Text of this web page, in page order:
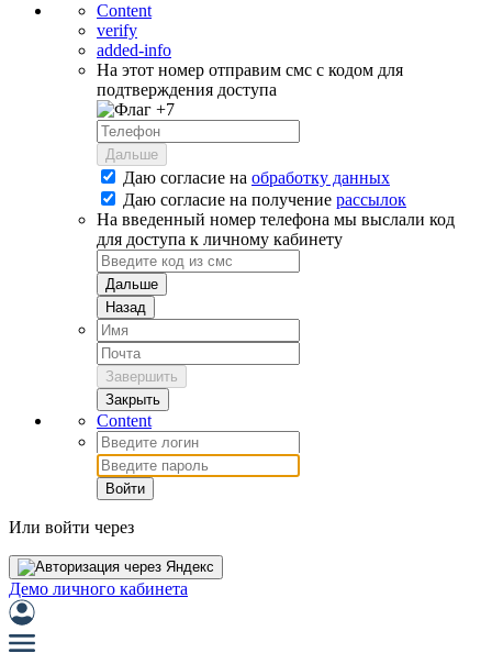
Content
verify
added-info
На этот номер отправим смс с кодом для
подтверждения доступа
+7
Дальше
Даю согласие на обработку данных
Даю согласие на получение рассылок
На введенный номер телефона мы выслали код
для доступа к личному кабинету
Дальше
Назад
Завершить
Закрыть
Content
Войти
Или войти через
Демо личного кабинета